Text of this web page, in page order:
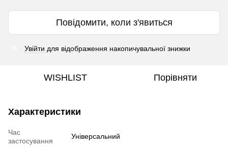
Повідомити, коли з'явиться
Увійти для відображення накопичувальної знижки
WISHLIST Порівняти
Характеристики
Час
застосування
Універсальний